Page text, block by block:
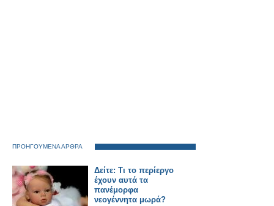
ΠΡΟΗΓΟΥΜΕΝΑ ΑΡΘΡΑ
Δείτε: Τι το περίεργο
έχουν αυτά τα
πανέμορφα
νεογέννητα μωρά?